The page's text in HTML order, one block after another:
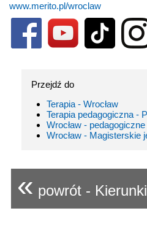
www.merito.pl/wroclaw
Przejdź do
Terapia - Wrocław
Terapia pedagogiczna -
Wrocław - pedagogiczne
Wrocław - Magisterskie
« powrót -